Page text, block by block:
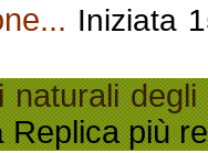
Iniziata
naturali
Replica più